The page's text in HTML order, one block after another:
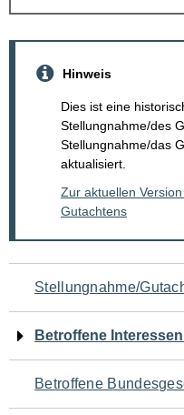
Hinweis
Dies ist eine
Stellungnahme/des
Stellungnahme/das
aktualisiert.
Zur aktuellen
Gutachtens
Navigation
für
den
Seiteninhalt
Stellungnahme/
Betroffene
Betroffene